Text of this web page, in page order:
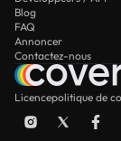
Blog
FAQ
Annoncer
Contactez-nous
Licencepolitique de